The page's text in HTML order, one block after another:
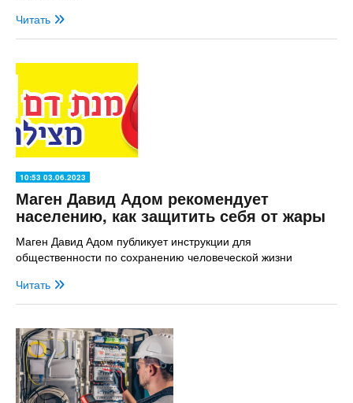
Читать
10:53 03.06.2023
Маген Давид Адом рекомендует
населению, как защитить себя от жары
Маген Давид Адом публикует инструкции для
общественности по сохранению человеческой жизни
Читать